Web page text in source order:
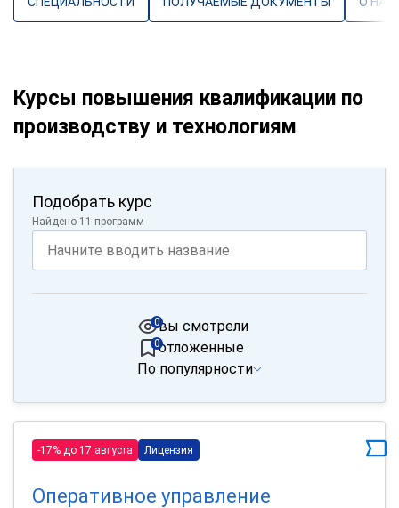
Курсы повышения квалификации по
производству и технологиям
Подобрать курс
Найдено 11 программ
вы смотрели
0
отложенные
0
По популярности
-17% до 17 августа Лицензия
Оперативное управление